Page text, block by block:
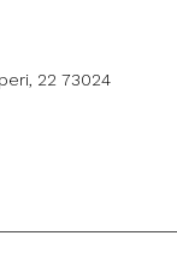
22 73024